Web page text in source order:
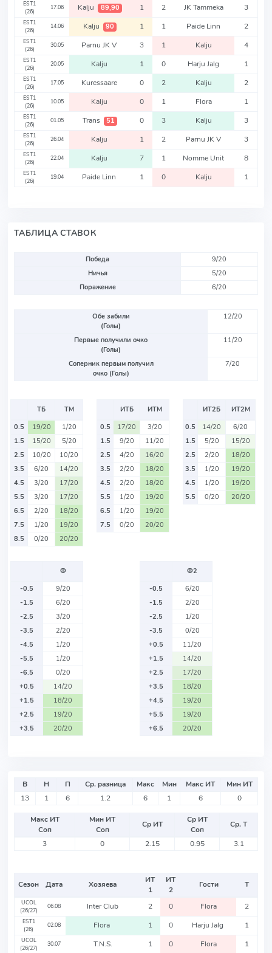
EST1
(26)
17.06 Kalju 89,90 1 2 JK Tammeka 3
EST1
(26)
14.06 Kalju 90 1 1 Paide Linn 2
EST1
(26)
30.05 Parnu JK V 3 1 Kalju 4
EST1
(26)
20.05 Kalju 1 0 Harju Jalg 1
EST1
(26)
17.05 Kuressaare 0 2 Kalju 2
EST1
(26)
10.05 Kalju 0 1 Flora 1
EST1
(26)
01.05 Trans 51 0 3 Kalju 3
EST1
(26)
26.04 Kalju 1 2 Parnu JK V 3
EST1
(26)
22.04 Kalju 7 1 Nomme Unit 8
EST1
(26)
19.04 Paide Linn 1 0 Kalju 1
ТАБЛИЦА СТАВОК
Победа
9/20
Ничья
5/20
Поражение
6/20
Обе забили
(Голы)
12/20
Первые получили очко
(Голы)
11/20
Соперник первым получил
очко (Голы)
7/20
ТБ
ТМ
0.5
19/20
1/20
1.5
15/20
5/20
2.5
10/20
10/20
3.5
6/20
14/20
4.5
3/20
17/20
5.5
3/20
17/20
6.5
2/20
18/20
7.5
1/20
19/20
8.5
0/20 20/20
ИТБ
ИТМ
0.5
17/20
3/20
1.5
9/20
11/20
2.5
4/20
16/20
3.5
2/20
18/20
4.5
2/20
18/20
5.5
1/20
19/20
6.5
1/20
19/20
7.5
0/20 20/20
ИТ2Б
ИТ2М
0.5
14/20
6/20
1.5
5/20
15/20
2.5
2/20
18/20
3.5
1/20
19/20
4.5
1/20
19/20
5.5
0/20 20/20
Ф
-0.5
9/20
-1.5
6/20
-2.5
3/20
-3.5
2/20
-4.5
1/20
-5.5
1/20
-6.5
0/20
+0.5
14/20
+1.5
18/20
+2.5
19/20
+3.5
20/20
Ф2
-0.5
6/20
-1.5
2/20
-2.5
1/20
-3.5
0/20
+0.5
11/20
+1.5
14/20
+2.5
17/20
+3.5
18/20
+4.5
19/20
+5.5
19/20
+6.5
20/20
В Н П Ср. разница Макс Мин Макс ИТ
Мин ИТ
13
1 6 1.2 6 1 6 0
Макс ИТ
Соп
Мин ИТ
Соп
Ср ИТ
Ср ИТ
Соп
Ср. Т
3
0 2.15 0.95 3.1
Сезон Дата Хозяева
ИТ
1
ИТ
2
Гости Т
UCOL
(26/27)
06.08 Inter Club 2 0 Flora 2
EST1
(26)
02.08 Flora 1 0 Harju Jalg 1
UCOL
(26/27)
30.07 T.N.S. 1 0 Flora 1